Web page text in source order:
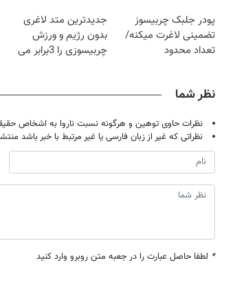
پودر جلبک چربیسوز
تضمینی لاغرت میکنه/
تعداد محدود
جدیدترین متد لاغری
بدون رژیم و ورزش
چربیسوزی را 3برابر می
نظر شما
نظرات حاوی توهین و هرگونه نسبت ناروا به اشخاص
نظراتی که غیر از زبان فارسی یا غیر مرتبط با خبر باشد
* لطفا حاصل عبارت را در جعبه متن روبرو وارد کنید